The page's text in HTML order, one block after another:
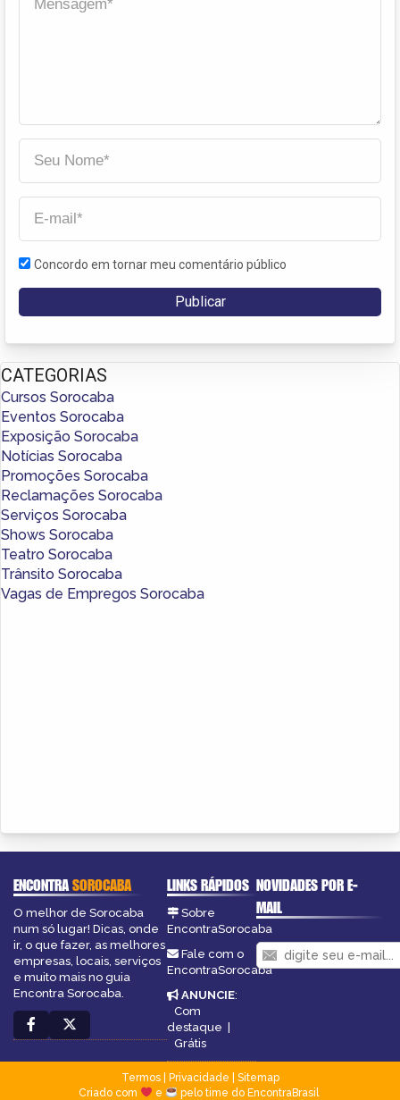
Concordo em tornar meu comentário público
CATEGORIAS
Cursos Sorocaba
Eventos Sorocaba
Exposição Sorocaba
Notícias Sorocaba
Promoções Sorocaba
Reclamações Sorocaba
Serviços Sorocaba
Shows Sorocaba
Teatro Sorocaba
Trânsito Sorocaba
Vagas de Empregos Sorocaba
ENCONTRASOROCABA
O melhor de Sorocaba
num só lugar! Dicas, onde
ir, o que fazer, as melhores
empresas, locais, serviços
e muito mais no guia
Encontra Sorocaba.
LINKS RÁPIDOS
Sobre
EncontraSorocaba
Fale com o
EncontraSorocaba
ANUNCIE:
Com
destaque
Grátis
NOVIDADES POR E-
MAIL
Termos| Privacidade
Sitemap
Criado com
e pelo time do EncontraBrasil